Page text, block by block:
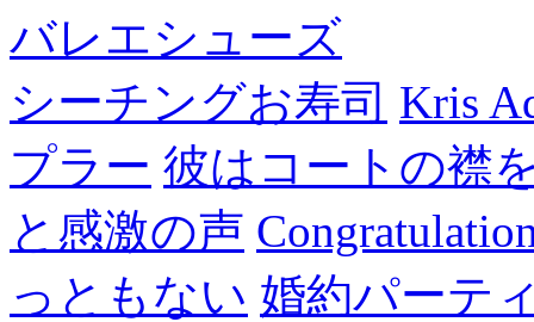
バレエシューズ
シーチングお寿司 Kris
プラー 彼はコートの襟
と感激の声
っともない 婚約パーテ